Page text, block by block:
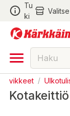
Tu
ki
tarvikkeet /